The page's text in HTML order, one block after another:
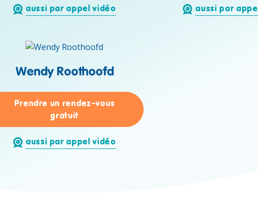
aussi par appel vidéo aussi par
Wendy Roothoofd
Prendre un rendez-vous
gratuit pour Wendy Roothoofd
aussi par appel vidéo